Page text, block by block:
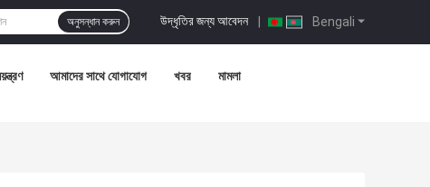
Bengali
উদ্ধৃতির জন্য আবেদন |
অনুসন্ধান করুন
আমাদের সাথে যোগাযোগ খবর মামলা